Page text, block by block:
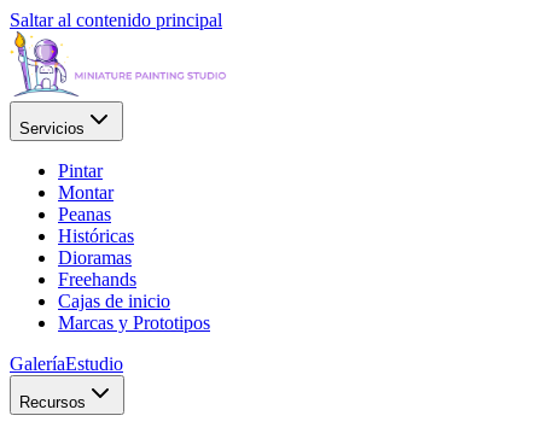
Saltar al contenido principal
Servicios
Pintar
Montar
Peanas
Históricas
Dioramas
Freehands
Cajas de inicio
Marcas y Prototipos
GaleríaEstudio
Recursos